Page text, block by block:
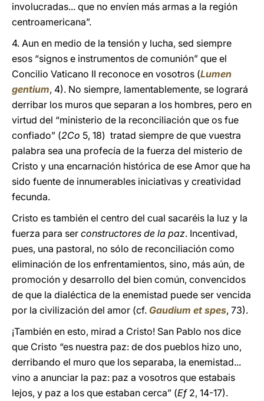
involucradas... que no envíen más armas a la región
centroamericana”.
4. Aun en medio de la tensión y lucha, sed siempre
esos “signos e instrumentos de comunión” que el
Concilio Vaticano II reconoce en vosotros (Lumen
gentium, 4). No siempre, lamentablemente, se logrará
derribar los muros que separan a los hombres, pero en
virtud del “ministerio de la reconciliación que os fue
confiado” (2Co 5, 18) tratad siempre de que vuestra
palabra sea una profecía de la fuerza del misterio de
Cristo y una encarnación histórica de ese Amor que ha
sido fuente de innumerables iniciativas y creatividad
fecunda.
Cristo es también el centro del cual sacaréis la luz y la
fuerza para ser constructores de la paz. Incentivad,
pues, una pastoral, no sólo de reconciliación como
eliminación de los enfrentamientos, sino, más aún, de
promoción y desarrollo del bien común, convencidos
de que la dialéctica de la enemistad puede ser vencida
por la civilización del amor (cf. Gaudium et spes, 73).
¡También en esto, mirad a Cristo! San Pablo nos dice
que Cristo “es nuestra paz: de dos pueblos hizo uno,
derribando el muro que los separaba, la enemistad...
vino a anunciar la paz: paz a vosotros que estabais
lejos, y paz a los que estaban cerca” (Ef2, 14-17).